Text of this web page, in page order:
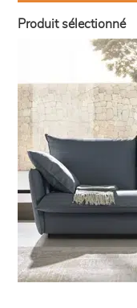
Produit sélectionné